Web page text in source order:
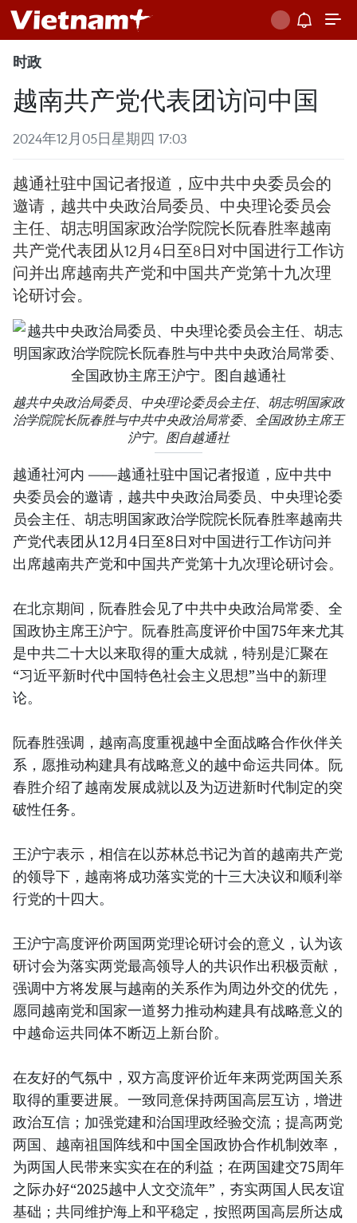
时政
越南共产党代表团访问中国
2024年12月05日星期四 17:03
越通社驻中国记者报道，应中共中央委员会的
邀请，越共中央政治局委员、中央理论委员会
主任、胡志明国家政治学院院长阮春胜率越南
共产党代表团从12月4日至8日对中国进行工作访
问并出席越南共产党和中国共产党第十九次理
论研讨会。
越共中央政治局委员、中央理论委员会主任、胡志明国家政
治学院院长阮春胜与中共中央政治局常委、全国政协主席王
沪宁。图自越通社
越通社河内 ——越通社驻中国记者报道，应中共中
央委员会的邀请，越共中央政治局委员、中央理论委
员会主任、胡志明国家政治学院院长阮春胜率越南共
产党代表团从12月4日至8日对中国进行工作访问并
出席越南共产党和中国共产党第十九次理论研讨会。
在北京期间，阮春胜会见了中共中央政治局常委、全
国政协主席王沪宁。阮春胜高度评价中国75年来尤其
是中共二十大以来取得的重大成就，特别是汇聚在
“习近平新时代中国特色社会主义思想”当中的新理
论。
阮春胜强调，越南高度重视越中全面战略合作伙伴关
系，愿推动构建具有战略意义的越中命运共同体。阮
春胜介绍了越南发展成就以及为迈进新时代制定的突
破性任务。
王沪宁表示，相信在以苏林总书记为首的越南共产党
的领导下，越南将成功落实党的十三大决议和顺利举
行党的十四大。
王沪宁高度评价两国两党理论研讨会的意义，认为该
研讨会为落实两党最高领导人的共识作出积极贡献，
强调中方将发展与越南的关系作为周边外交的优先，
愿同越南党和国家一道努力推动构建具有战略意义的
中越命运共同体不断迈上新台阶。
在友好的气氛中，双方高度评价近年来两党两国关系
取得的重要进展。一致同意保持两国高层互访，增进
政治互信；加强党建和治国理政经验交流；提高两党
两国、越南祖国阵线和中国全国政协合作机制效率，
为两国人民带来实实在在的利益；在两国建交75周年
之际办好“2025越中人文交流年”，夯实两国人民友谊
基础；共同维护海上和平稳定，按照两国高层所达成